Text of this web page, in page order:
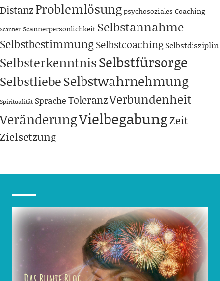
DistanzProblemlösungpsychosoziales Coaching
Scanner Scannerpersönlichkeit Selbstannahme
Selbstbestimmung Selbstcoaching Selbstdisziplin
SelbsterkenntnisSelbstfürsorge
SelbstliebeSelbstwahrnehmung
Spiritualität Sprache ToleranzVerbundenheit
VeränderungVielbegabungZeit
Zielsetzung